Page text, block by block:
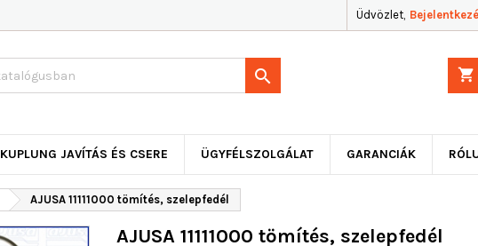
Üdvözlet,
shopping_cart

KUPLUNG JAVÍTÁS ÉS CSERE ÜGYFÉLSZOLGÁLAT GARANCIÁK
AJUSA 11111000 tömítés, szelepfedél
AJUSA 11111000 tömítés, szelepfedél